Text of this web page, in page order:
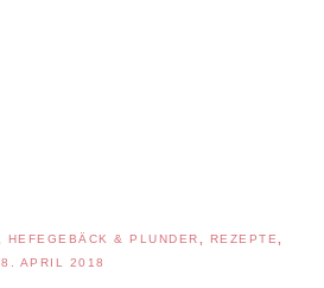
HEFEGEBÄCK & PLUNDER REZEPTE
8. APRIL 2018